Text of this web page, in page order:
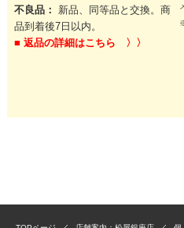
不良品：
新品、同等品と交換。商
品到着後7日以内。
■ 返品の詳細はこちら 〉〉